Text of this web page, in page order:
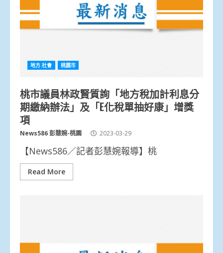
地方.社會 桃園市
桃市議員林政賢質詢「地方稅加計利息分
期繳納辦法」及「E化稅單抽好康」增獎
項
News586 彭慧婉-桃園 2023-03-29
【News586／記者彭慧婉報導】桃
Read More